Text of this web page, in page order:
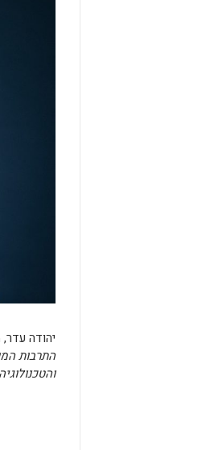
יהודה עדר,
התרבות